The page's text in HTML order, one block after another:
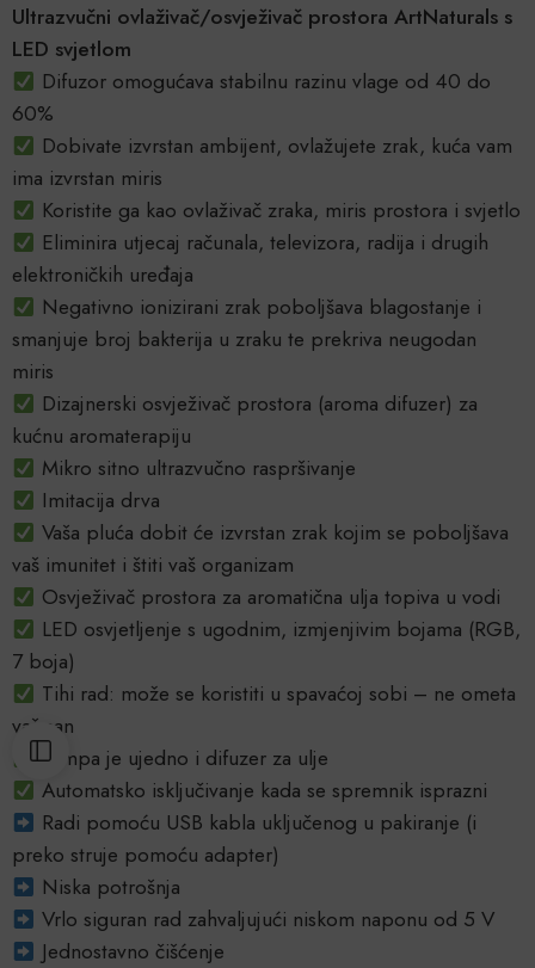
Ultrazvučni ovlaživač/osvježivač prostora ArtNaturals s
LED svjetlom
Difuzor omogućava stabilnu razinu vlage od 40 do
60%
Dobivate izvrstan ambijent, ovlažujete zrak, kuća vam
ima izvrstan miris
Koristite ga kao ovlaživač zraka, miris prostora i svjetlo
Eliminira utjecaj računala, televizora, radija i drugih
elektroničkih uređaja
Negativno ionizirani zrak poboljšava blagostanje i
smanjuje broj bakterija u zraku te prekriva neugodan
miris
Dizajnerski osvježivač prostora (aroma difuzer) za
kućnu aromaterapiju
Mikro sitno ultrazvučno raspršivanje
Imitacija drva
Vaša pluća dobit će izvrstan zrak kojim se poboljšava
vaš imunitet i štiti vaš organizam
Osvježivač prostora za aromatična ulja topiva u vodi
LED osvjetljenje s ugodnim, izmjenjivim bojama (RGB,
7 boja)
Tihi rad: može se koristiti u spavaćoj sobi – ne ometa
vaš san
Lampa je ujedno i difuzer za ulje
Automatsko isključivanje kada se spremnik isprazni
Radi pomoću USB kabla uključenog u pakiranje (i
preko struje pomoću adapter)
Niska potrošnja
Vrlo siguran rad zahvaljujući niskom naponu od 5 V
Jednostavno čišćenje